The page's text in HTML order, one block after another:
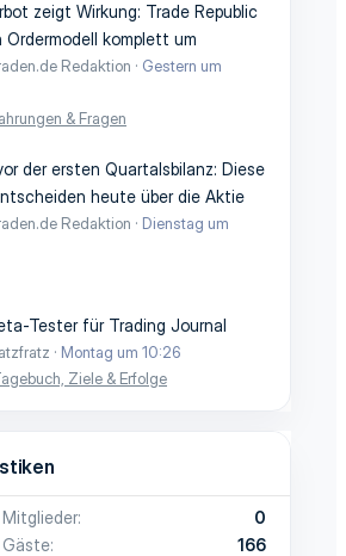
zeigt Wirkung: Trade Republic
Ordermodell komplett um
Redaktion
Gestern um
& Fragen
der ersten Quartalsbilanz: Diese
heute über die Aktie
Redaktion
Dienstag um
Tester für Trading Journal
Montag um 10:26
Ziele & Erfolge
0
166